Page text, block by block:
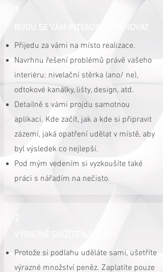
BUDU SE VÁM INTENZIVNĚ VĚNOVAT.
Přijedu za vámi na místo realizace.
Navrhnu řešení problémů právě vašeho
interiéru: nivelační stěrka (ano/ ne),
odtokové kanálky, lišty, design, atd.
Detailně s vámi projdu samotnou
aplikaci. Kde začít, jak a kde si připravit
zázemí, jaká opatření udělat v místě, aby
byl výsledek co nejlepší.
Pod mým vedením si vyzkoušíte také
práci s nářadím na nečisto.
Protože si podlahu uděláte sami, ušetříte
výrazné množství peněz. Zaplatíte pouze